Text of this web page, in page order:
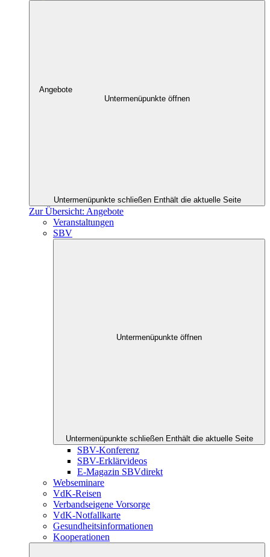
Angebote
Untermenüpunkte öffnen
Untermenüpunkte schließen Enthält die aktuelle Seite
Zur Übersicht: Angebote
Veranstaltungen
SBV
Untermenüpunkte öffnen
Untermenüpunkte schließen Enthält die aktuelle Seite
SBV-Konferenz
SBV-Erklärvideos
E-Magazin SBVdirekt
Webseminare
VdK-Reisen
Verbandseigene Vorsorge
VdK-Notfallkarte
Gesundheitsinformationen
Kooperationen